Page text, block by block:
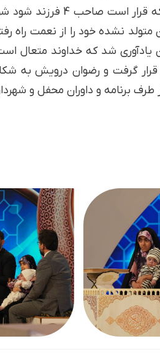
آقای مرادنیا بعد
نشده خود را از نعمت راه
یادآوری شد که خداوند متعال
طرف برنامه و داوران محفل و